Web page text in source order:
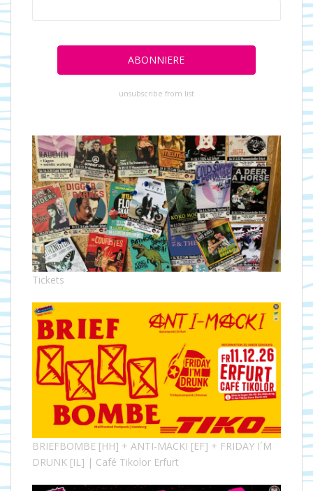
unsubscribe from list
Tickets
BRIEFBOMBE [HH] + ANTI-MACKI [EF] + FRIDAY I´M
DRUNK [IL] | Café Tikolor Erfurt